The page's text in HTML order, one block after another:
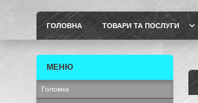
ГОЛОВНА ТОВАРИ ТА ПОСЛУГИ
Головна